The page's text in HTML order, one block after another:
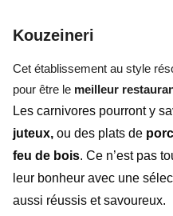
Kouzeineri
Cet établissement au style
pour être le meilleur
Les carnivores pourront y
juteux, ou des plats de
feu de bois. Ce n’est pas
leur bonheur avec une
aussi réussis et savoureux.